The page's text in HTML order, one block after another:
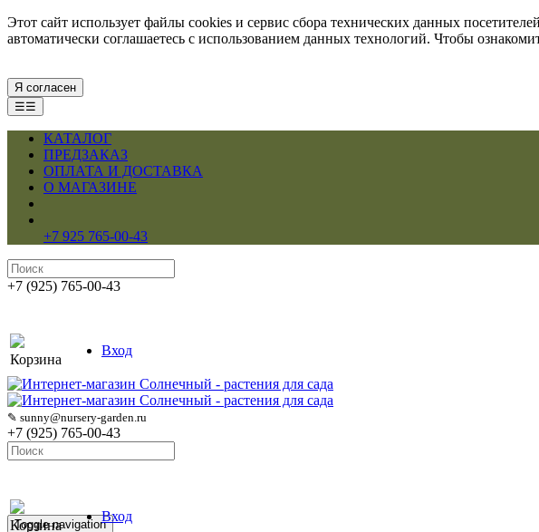
Этот сайт использует файлы cookies и сервис сбора технических данных
автоматически соглашаетесь с использованием данных технологий. Чтобы
Я согласен
☰☰
КАТАЛОГ
ПРЕДЗАКАЗ
ОПЛАТА И ДОСТАВКА
О МАГАЗИНЕ
+7 925 765-00-43
+7 (925) 765-00-43
Корзина
Вход
✎ sunny@nursery-garden.ru
+7 (925) 765-00-43
Корзина
Вход
Toggle navigation